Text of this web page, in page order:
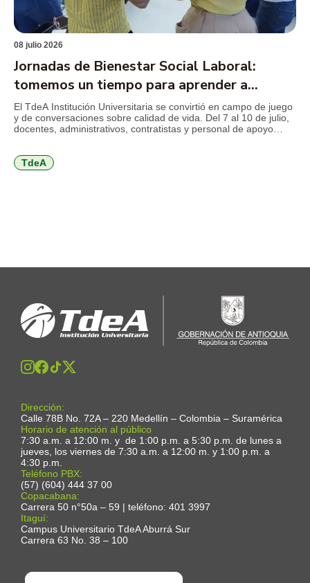
08 julio 2026
Jornadas de Bienestar Social Laboral:
tomemos un tiempo para aprender a
cuidarnos
El TdeA Institución Universitaria se convirtió en campo de juego
y de conversaciones sobre calidad de vida. Del 7 al 10 de julio,
docentes, administrativos, contratistas y personal de apoyo
entre otros temas que invitan a volver […]
TdeA
Dirección:
Calle 78B No. 72A – 220 Medellín – Colombia – Suramérica
Horario de atención al público
7:30 a.m. a 12:00 m. y de 1:00 p.m. a 5:30 p.m. de lunes a
jueves, los viernes de 7:30 a.m. a 12:00 m. y 1:00 p.m. a
4:30 p.m.
Teléfono PBX:
(57) (604) 444 37 00
Copacabana:
Carrera 50 n°50a – 59 | teléfono: 401 3997
Itaguí:
Campus Universitario TdeA Aburrá Sur
Carrera 63 No. 38 – 100